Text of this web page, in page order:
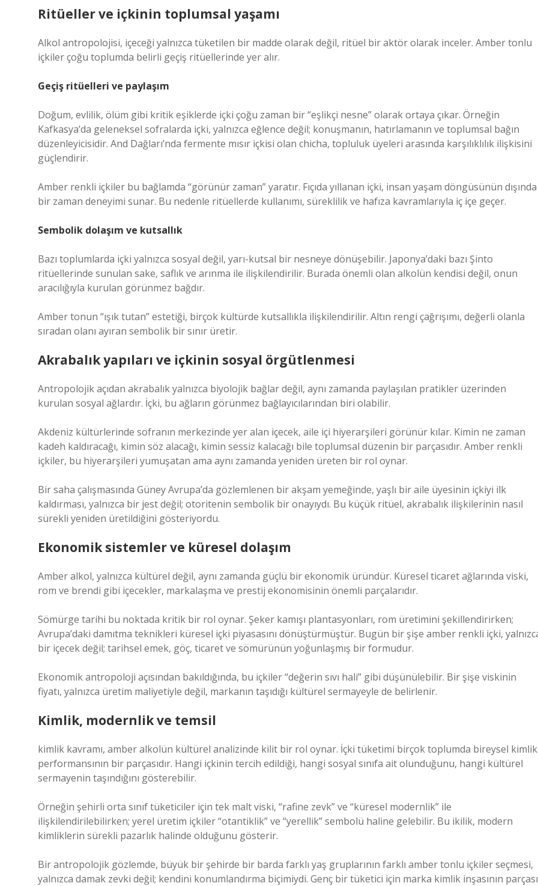
Ritüeller ve içkinin toplumsal yaşamı
Alkol antropolojisi, içeceği yalnızca tüketilen bir madde olarak değil, ritüel bir aktör olarak inceler. Amber tonlu
içkiler çoğu toplumda belirli geçiş ritüellerinde yer alır.
Geçiş ritüelleri ve paylaşım
Doğum, evlilik, ölüm gibi kritik eşiklerde içki çoğu zaman bir “eşlikçi nesne” olarak ortaya çıkar. Örneğin
Kafkasya’da geleneksel sofralarda içki, yalnızca eğlence değil; konuşmanın, hatırlamanın ve toplumsal bağın
düzenleyicisidir. And Dağları’nda fermente mısır içkisi olan chicha, topluluk üyeleri arasında karşılıklılık ilişkisini
güçlendirir.
Amber renkli içkiler bu bağlamda “görünür zaman” yaratır. Fıçıda yıllanan içki, insan yaşam döngüsünün dışında
bir zaman deneyimi sunar. Bu nedenle ritüellerde kullanımı, süreklilik ve hafıza kavramlarıyla iç içe geçer.
Sembolik dolaşım ve kutsallık
Bazı toplumlarda içki yalnızca sosyal değil, yarı-kutsal bir nesneye dönüşebilir. Japonya’daki bazı Şinto
ritüellerinde sunulan sake, saflık ve arınma ile ilişkilendirilir. Burada önemli olan alkolün kendisi değil, onun
aracılığıyla kurulan görünmez bağdır.
Amber tonun “ışık tutan” estetiği, birçok kültürde kutsallıkla ilişkilendirilir. Altın rengi çağrışımı, değerli olanla
sıradan olanı ayıran sembolik bir sınır üretir.
Akrabalık yapıları ve içkinin sosyal örgütlenmesi
Antropolojik açıdan akrabalık yalnızca biyolojik bağlar değil, aynı zamanda paylaşılan pratikler üzerinden
kurulan sosyal ağlardır. İçki, bu ağların görünmez bağlayıcılarından biri olabilir.
Akdeniz kültürlerinde sofranın merkezinde yer alan içecek, aile içi hiyerarşileri görünür kılar. Kimin ne zaman
kadeh kaldıracağı, kimin söz alacağı, kimin sessiz kalacağı bile toplumsal düzenin bir parçasıdır. Amber renkli
içkiler, bu hiyerarşileri yumuşatan ama aynı zamanda yeniden üreten bir rol oynar.
Bir saha çalışmasında Güney Avrupa’da gözlemlenen bir akşam yemeğinde, yaşlı bir aile üyesinin içkiyi ilk
kaldırması, yalnızca bir jest değil; otoritenin sembolik bir onayıydı. Bu küçük ritüel, akrabalık ilişkilerinin nasıl
sürekli yeniden üretildiğini gösteriyordu.
Ekonomik sistemler ve küresel dolaşım
Amber alkol, yalnızca kültürel değil, aynı zamanda güçlü bir ekonomik üründür. Küresel ticaret ağlarında viski,
rom ve brendi gibi içecekler, markalaşma ve prestij ekonomisinin önemli parçalarıdır.
Sömürge tarihi bu noktada kritik bir rol oynar. Şeker kamışı plantasyonları, rom üretimini şekillendirirken;
Avrupa’daki damıtma teknikleri küresel içki piyasasını dönüştürmüştür. Bugün bir şişe amber renkli içki,
bir içecek değil; tarihsel emek, göç, ticaret ve sömürünün yoğunlaşmış bir formudur.
Ekonomik antropoloji açısından bakıldığında, bu içkiler “değerin sıvı hali” gibi düşünülebilir. Bir şişe viskinin
fiyatı, yalnızca üretim maliyetiyle değil, markanın taşıdığı kültürel sermayeyle de belirlenir.
Kimlik, modernlik ve temsil
kimlik kavramı, amber alkolün kültürel analizinde kilit bir rol oynar. İçki tüketimi birçok toplumda bireysel kimlik
performansının bir parçasıdır. Hangi içkinin tercih edildiği, hangi sosyal sınıfa ait olunduğunu, hangi kültürel
sermayenin taşındığını gösterebilir.
Örneğin şehirli orta sınıf tüketiciler için tek malt viski, “rafine zevk” ve “küresel modernlik” ile
ilişkilendirilebilirken; yerel üretim içkiler “otantiklik” ve “yerellik” sembolü haline gelebilir. Bu ikilik, modern
kimliklerin sürekli pazarlık halinde olduğunu gösterir.
Bir antropolojik gözlemde, büyük bir şehirde bir barda farklı yaş gruplarının farklı amber tonlu içkiler seçmesi,
yalnızca damak zevki değil; kendini konumlandırma biçimiydi. Genç bir tüketici için marka kimlik inşasının parçası